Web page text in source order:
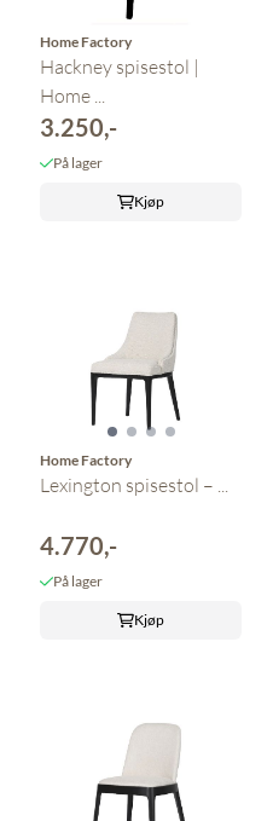
Home Factory
Hackney spisestol |
Home ...
3.250,-
På lager
Kjøp
Home Factory
Lexington spisestol – ...
4.770,-
På lager
Kjøp